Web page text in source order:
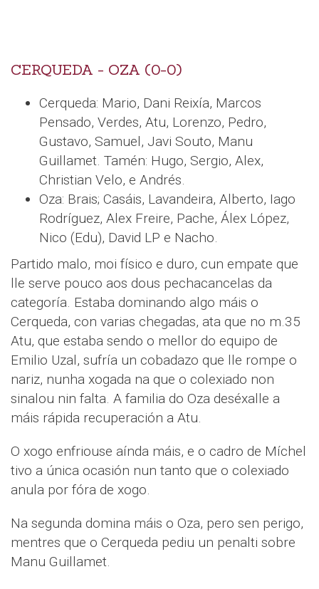
CERQUEDA - OZA (0-0)
Cerqueda: Mario, Dani Reixía, Marcos
Pensado, Verdes, Atu, Lorenzo, Pedro,
Gustavo, Samuel, Javi Souto, Manu
Guillamet. Tamén: Hugo, Sergio, Alex,
Christian Velo, e Andrés.
Oza: Brais; Casáis, Lavandeira, Alberto, Iago
Rodríguez, Alex Freire, Pache, Álex López,
Nico (Edu), David LP e Nacho.
Partido malo, moi físico e duro, cun empate que
lle serve pouco aos dous pechacancelas da
categoría. Estaba dominando algo máis o
Cerqueda, con varias chegadas, ata que no m.35
Atu, que estaba sendo o mellor do equipo de
Emilio Uzal, sufría un cobadazo que lle rompe o
nariz, nunha xogada na que o colexiado non
sinalou nin falta. A familia do Oza deséxalle a
máis rápida recuperación a Atu.
O xogo enfriouse aínda máis, e o cadro de Míchel
tivo a única ocasión nun tanto que o colexiado
anula por fóra de xogo.
Na segunda domina máis o Oza, pero sen perigo,
mentres que o Cerqueda pediu un penalti sobre
Manu Guillamet.